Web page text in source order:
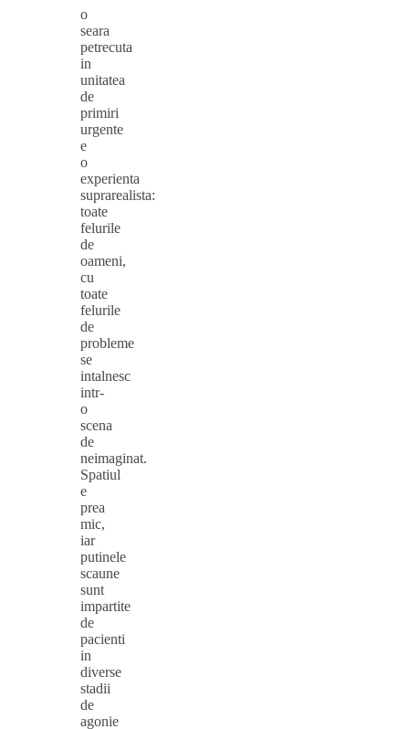
o
seara
petrecuta
in
unitatea
de
primiri
urgente
e
o
experienta
suprarealista:
toate
felurile
de
oameni,
cu
toate
felurile
de
probleme
se
intalnesc
intr-
o
scena
de
neimaginat.
Spatiul
e
prea
mic,
iar
putinele
scaune
sunt
impartite
de
pacienti
in
diverse
stadii
de
agonie